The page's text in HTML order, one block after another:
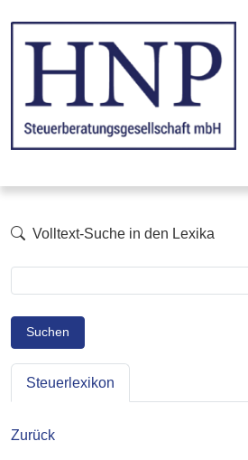
Volltext-Suche in den Lexika
Suchen
Steuerlexikon
Zurück